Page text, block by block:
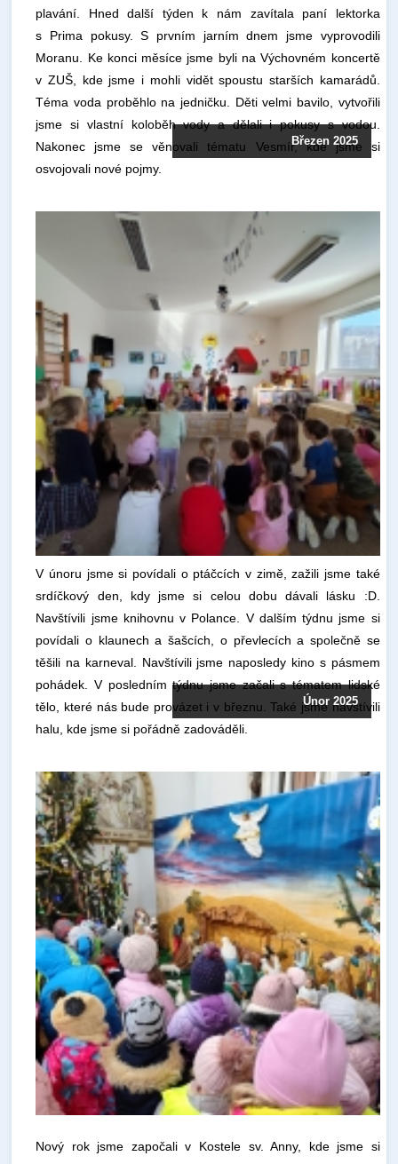
Březen 2025
plavání. Hned další týden k nám zavítala paní lektorka
s Prima pokusy. S prvním jarním dnem jsme vyprovodili
Moranu. Ke konci měsíce jsme byli na Výchovném koncertě
v ZUŠ, kde jsme i mohli vidět spoustu starších kamarádů.
Téma voda proběhlo na jedničku. Děti velmi bavilo, vytvořili
jsme si vlastní koloběh vody a dělali i pokusy s vodou.
Nakonec jsme se věnovali tématu Vesmír, kde jsme si
osvojovali nové pojmy.
Únor 2025
V únoru jsme si povídali o ptáčcích v zimě, zažili jsme také
srdíčkový den, kdy jsme si celou dobu dávali lásku :D.
Navštívili jsme knihovnu v Polance. V dalším týdnu jsme si
povídali o klaunech a šašcích, o převlecích a společně se
těšili na karneval. Navštívili jsme naposledy kino s pásmem
pohádek. V posledním týdnu jsme začali s tématem lidské
tělo, které nás bude provázet i v březnu. Také jsme navštívili
halu, kde jsme si pořádně zadováděli.
Nový rok jsme započali v Kostele sv. Anny, kde jsme si